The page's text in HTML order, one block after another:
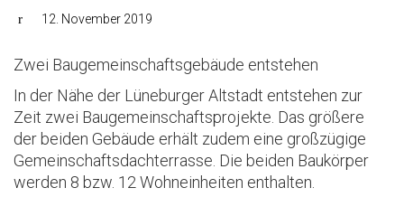
12. November 2019
Zwei Baugemeinschaftsgebäude entstehen
In der Nähe der Lüneburger Altstadt entstehen zur
Zeit zwei Baugemeinschaftsprojekte. Das größere
der beiden Gebäude erhält zudem eine großzügige
Gemeinschaftsdachterrasse. Die beiden Baukörper
werden 8 bzw. 12 Wohneinheiten enthalten.